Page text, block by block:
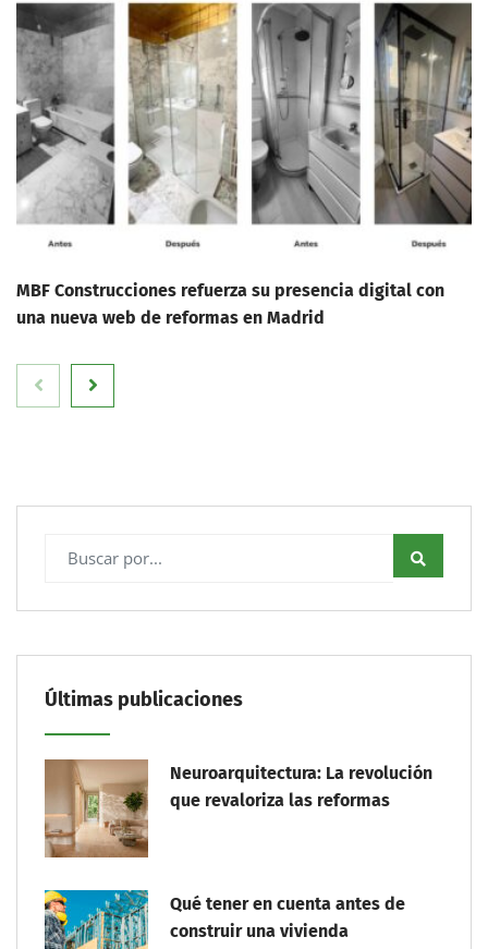
MBF Construcciones refuerza su presencia digital con
una nueva web de reformas en Madrid
Últimas publicaciones
Neuroarquitectura: La revolución
que revaloriza las reformas
Qué tener en cuenta antes de
construir una vivienda